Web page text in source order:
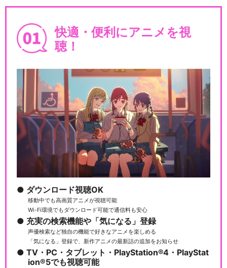
快適・便利にアニメを視
聴！
ダウンロード視聴OK
移動中でも高画質アニメが視聴可能
Wi-Fi環境でもダウンロード可能で通信料も安心
充実の検索機能や「気になる」登録
声優検索など独自の機能で好きなアニメを楽しめる
「気になる」登録で、新作アニメの最新話の追加をお知らせ
TV・PC・タブレット・PlayStation®4・PlayStat
ion®5でも視聴可能